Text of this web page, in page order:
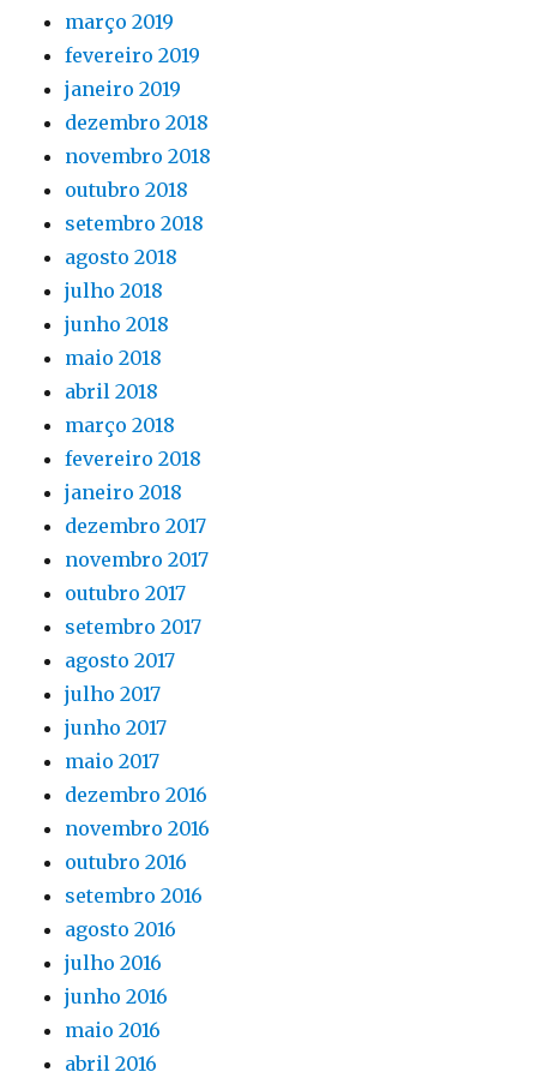
março 2019
fevereiro 2019
janeiro 2019
dezembro 2018
novembro 2018
outubro 2018
setembro 2018
agosto 2018
julho 2018
junho 2018
maio 2018
abril 2018
março 2018
fevereiro 2018
janeiro 2018
dezembro 2017
novembro 2017
outubro 2017
setembro 2017
agosto 2017
julho 2017
junho 2017
maio 2017
dezembro 2016
novembro 2016
outubro 2016
setembro 2016
agosto 2016
julho 2016
junho 2016
maio 2016
abril 2016